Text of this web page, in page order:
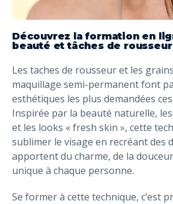
Découvrez la formation en
beauté et tâches de rousseur
Les taches de rousseur et les
maquillage semi-permanent font
esthétiques les plus demandées
Inspirée par la beauté naturelle,
et les looks « fresh skin », cette
sublimer le visage en recréant des
apportent du charme, de la
unique à chaque personne.
Se former à cette technique, c’est